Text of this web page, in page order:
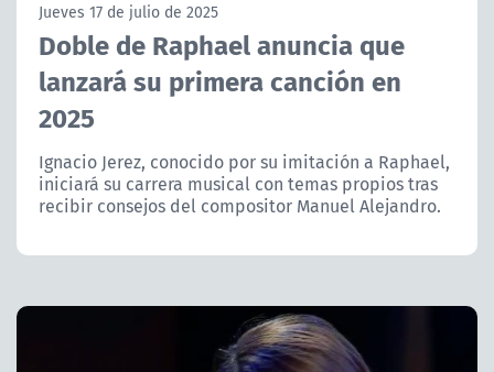
ACTUALIDAD Y TENDENCIAS
CORPORATIVO Y TRANSPARENCIA
CANAL DE DENUNCIAS
Jueves 17 de julio de 2025
Doble de Raphael anuncia que
lanzará su primera canción en
2025
Ignacio Jerez, conocido por su imitación a Raphael,
iniciará su carrera musical con temas propios tras
recibir consejos del compositor Manuel Alejandro.